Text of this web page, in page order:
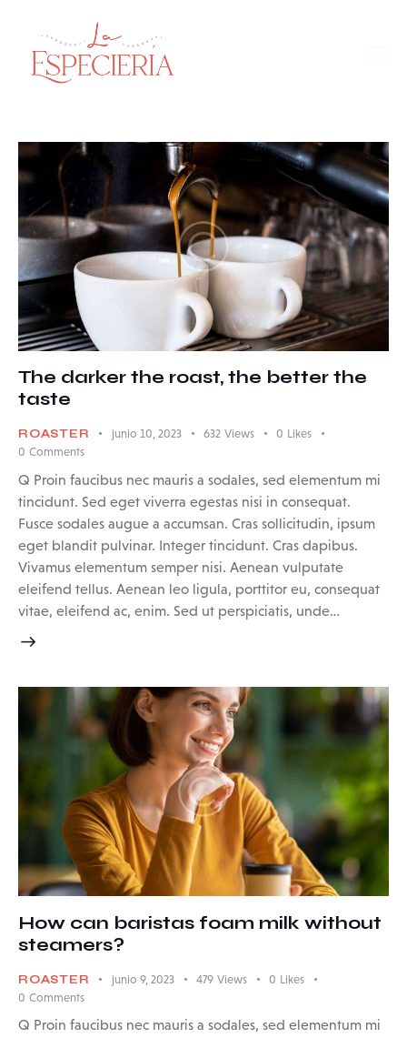
The darker the roast, the better the
taste
ROASTER junio 10, 2023 632 Views 0 Likes
0 Comments
Q Proin faucibus nec mauris a sodales, sed elementum mi
tincidunt. Sed eget viverra egestas nisi in consequat.
Fusce sodales augue a accumsan. Cras sollicitudin, ipsum
eget blandit pulvinar. Integer tincidunt. Cras dapibus.
Vivamus elementum semper nisi. Aenean vulputate
eleifend tellus. Aenean leo ligula, porttitor eu, consequat
vitae, eleifend ac, enim. Sed ut perspiciatis, unde…
How can baristas foam milk without
steamers?
ROASTER junio 9, 2023 479 Views 0 Likes
0 Comments
Q Proin faucibus nec mauris a sodales, sed elementum mi